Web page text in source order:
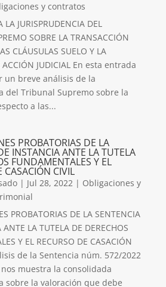
y contratos
LA JURISPRUDENCIA DEL
SOBRE LA TRANSACCIÓN
CLÁUSULAS SUELO Y LA
ACCIÓN JUDICIAL En esta entrada
un breve análisis de la
del Tribunal Supremo sobre la
a las...
PROBATORIAS DE LA
INSTANCIA ANTE LA TUTELA
FUNDAMENTALES Y EL
CASACIÓN CIVIL
| Jul 28, 2022 | Obligaciones y
PROBATORIAS DE LA SENTENCIA
LA TUTELA DE DERECHOS
Y EL RECURSO DE CASACIÓN
de la Sentencia núm. 572/2022
muestra la consolidada
sobre la valoración que debe